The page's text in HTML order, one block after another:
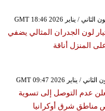
لون الجدران المثالي يضفي
المنزل أناقة
عدم التوصل إلى تسوية
شرق أوكرانيا